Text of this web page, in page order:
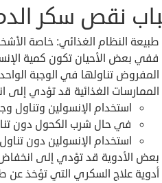
نقص سكر
طبيعة النظام الغذائي: خاصة
ففي بعض الأحيان تكون كمية
المفروض تناولها في الوجبة
الممارسات الغذائية قد تؤدي
استخدام الإنسولين
في حال شرب الكحول دون
استخدام الإنسولين دون
بعض الأدوية قد تؤدي إلى
أدوية علاج السكري التي تؤخذ عن